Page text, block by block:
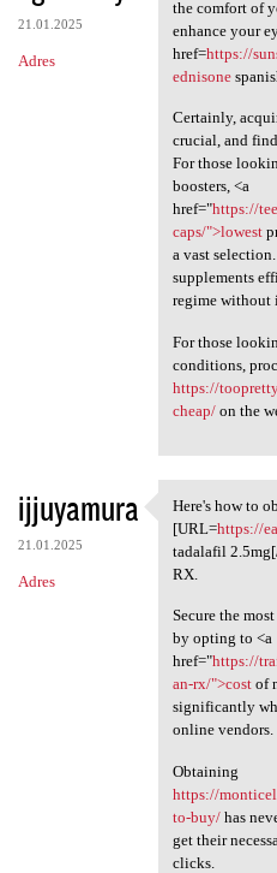
21.01.2025
Adres
the comfort of
enhance your
href=https://
ednisone
Certainly,
crucial, and
For those
boosters, <a
href="https://
caps/">lowest
a vast
supplements
regime without
For those
conditions,
https://
cheap/on the
ijjuyamura
21.01.2025
Adres
Here's how
Here's how to
[URL=https://
tadalafil
RX.
Secure the
by opting to <a
href="https://
an-rx/">costof
significantly
online vendors.
Obtaining
https://
to-buy/has
get their
clicks.